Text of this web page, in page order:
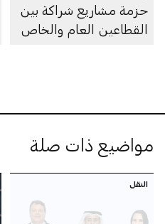
حزمة مشاريع شراكة بين
القطاعين العام والخاص
مواضيع ذات صلة
النقل